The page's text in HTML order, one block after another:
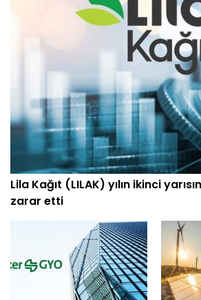
Lila Kağıt (LILAK) yılın ikinci
zarar etti